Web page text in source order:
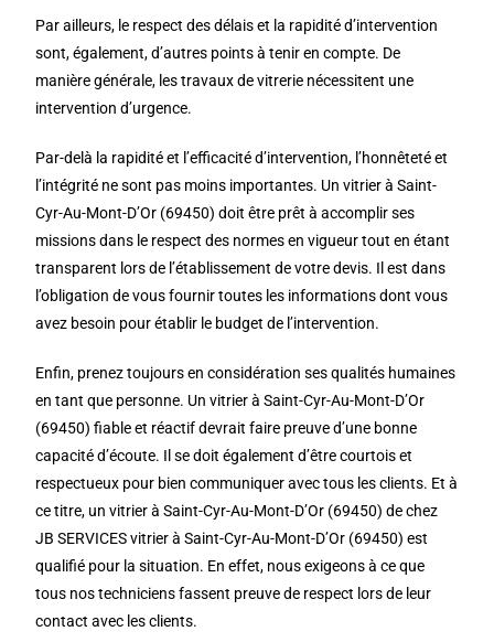
Par ailleurs, le respect des délais et la rapidité d’intervention
sont, également, d’autres points à tenir en compte. De
manière générale, les travaux de vitrerie nécessitent une
intervention d’urgence.
Par-delà la rapidité et l’efficacité d’intervention, l’honnêteté et
l’intégrité ne sont pas moins importantes. Un vitrier à Saint-
Cyr-Au-Mont-D’Or (69450) doit être prêt à accomplir ses
missions dans le respect des normes en vigueur tout en étant
transparent lors de l’établissement de votre devis. Il est dans
l’obligation de vous fournir toutes les informations dont vous
avez besoin pour établir le budget de l’intervention.
Enfin, prenez toujours en considération ses qualités humaines
en tant que personne. Un vitrier à Saint-Cyr-Au-Mont-D’Or
(69450) fiable et réactif devrait faire preuve d’une bonne
capacité d’écoute. Il se doit également d’être courtois et
respectueux pour bien communiquer avec tous les clients. Et à
ce titre, un vitrier à Saint-Cyr-Au-Mont-D’Or (69450) de chez
JB SERVICES vitrier à Saint-Cyr-Au-Mont-D’Or (69450) est
qualifié pour la situation. En effet, nous exigeons à ce que
tous nos techniciens fassent preuve de respect lors de leur
contact avec les clients.